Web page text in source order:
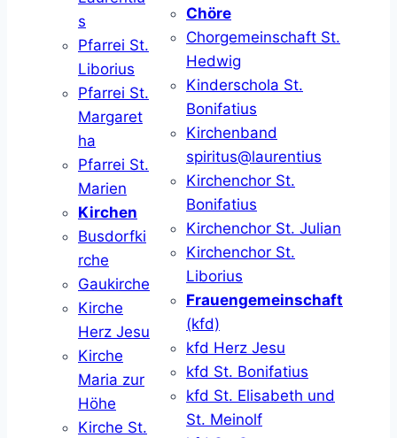
s
Pfarrei St.
Liborius
Pfarrei St.
Margaret
ha
Pfarrei St.
Marien
Kirchen
Busdorfki
rche
Gaukirche
Kirche
Herz Jesu
Kirche
Maria zur
Höhe
Kirche St.
Chöre
Chorgemeinschaft St.
Hedwig
Kinderschola St.
Bonifatius
Kirchenband
spiritus@laurentius
Kirchenchor St.
Bonifatius
Kirchenchor St. Julian
Kirchenchor St.
Liborius
Frauengemeinschaft
(kfd)
kfd Herz Jesu
kfd St. Bonifatius
kfd St. Elisabeth und
St. Meinolf